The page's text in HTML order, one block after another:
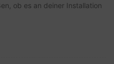
ob es an deiner Installation